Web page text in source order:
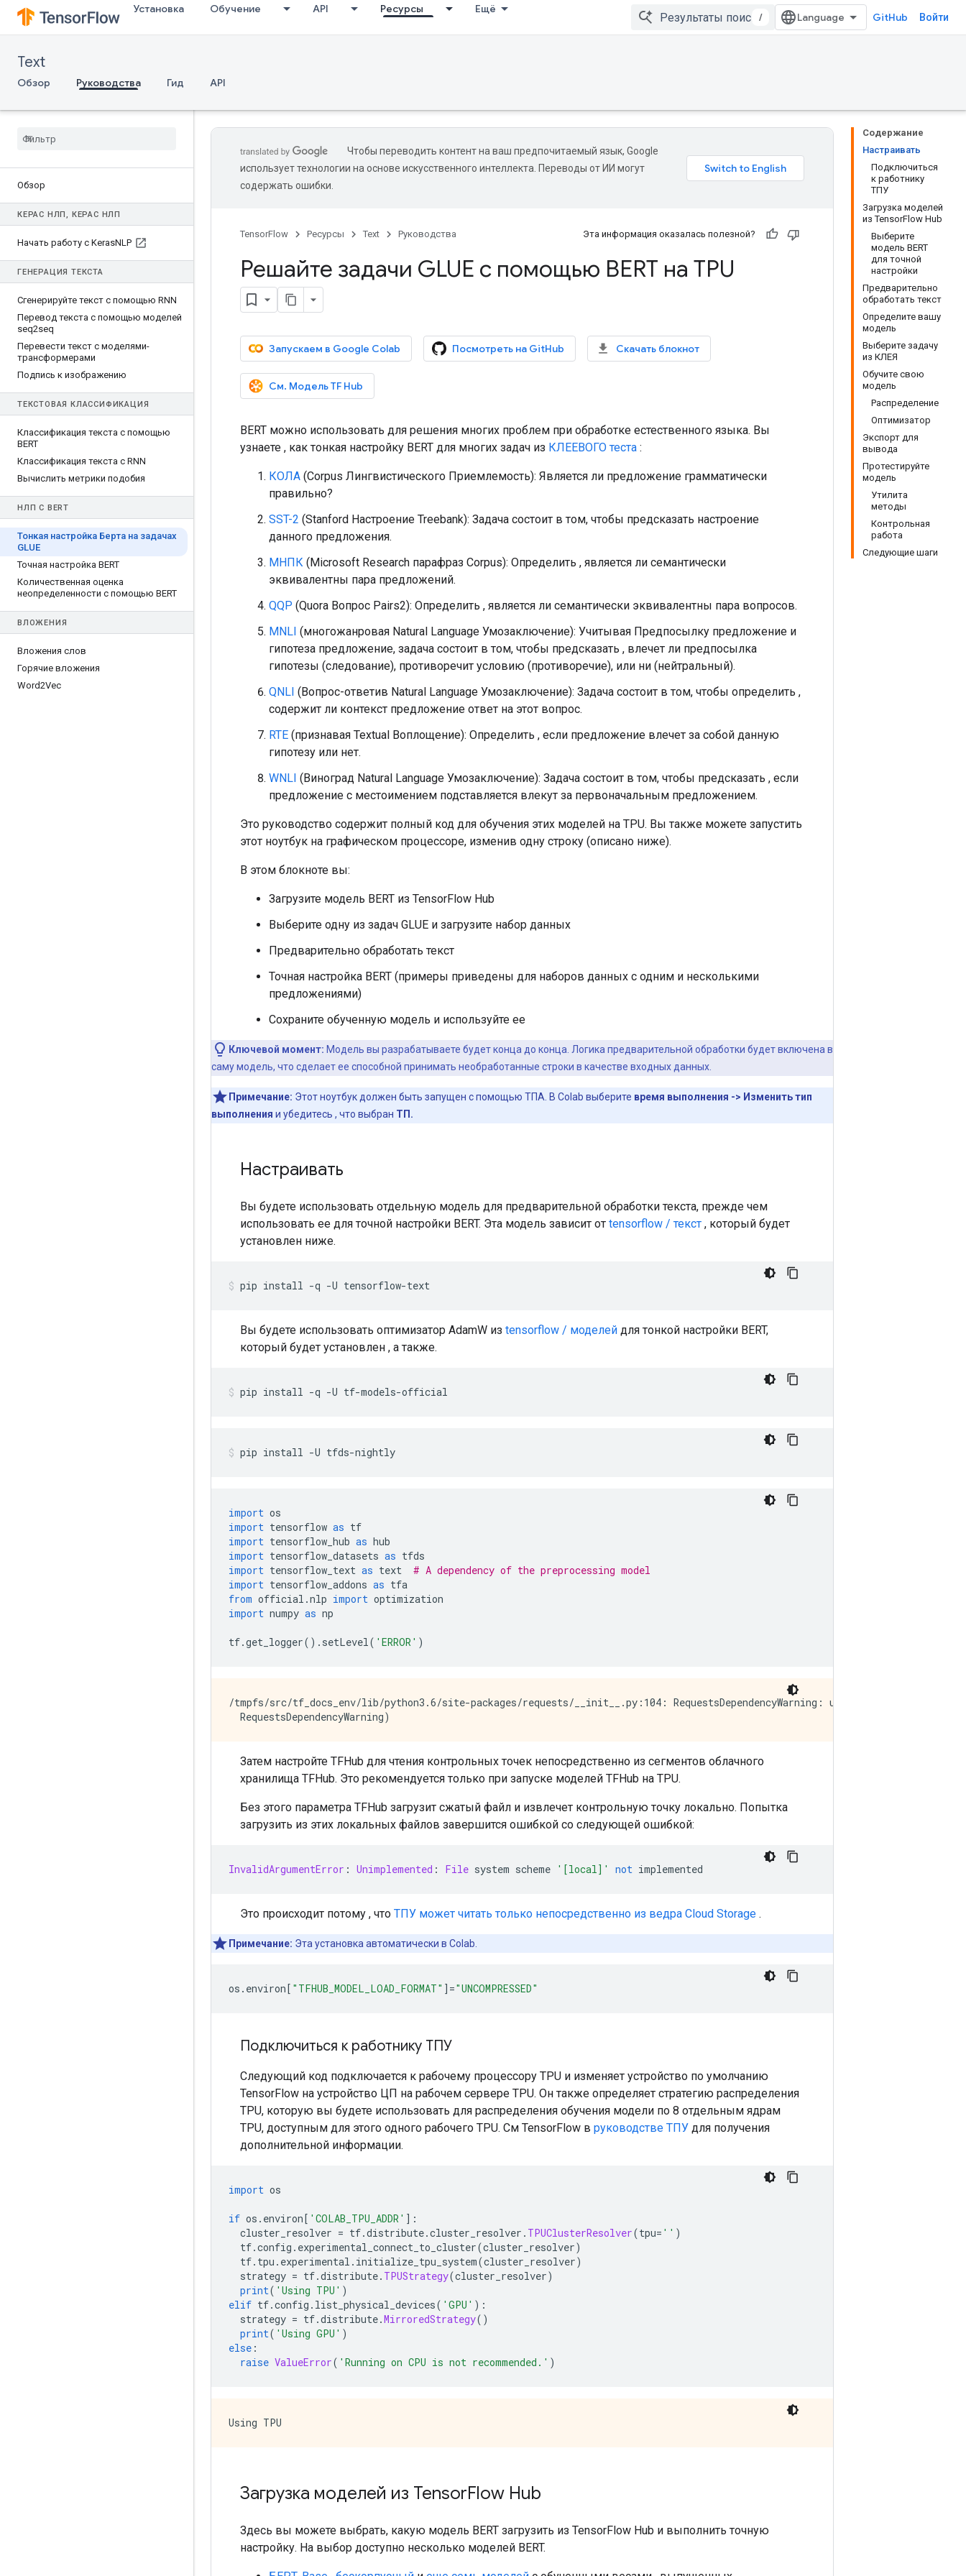
Установка Обучение API Ресурсы Ещё
/ GitHub Войти
Text
Обзор Руководства Гид API
Обзор
КЕРАС НЛП, КЕРАС НЛП
Начать работу с KerasNLP
ГЕНЕРАЦИЯ ТЕКСТА
Сгенерируйте текст с помощью RNN
Перевод текста с помощью моделей
seq2seq
Перевести текст с моделями-
трансформерами
Подпись к изображению
ТЕКСТОВАЯ КЛАССИФИКАЦИЯ
Классификация текста с помощью
BERT
Классификация текста с RNN
Вычислить метрики подобия
НЛП С BERT
Тонкая настройка Берта на задачах
GLUE
Точная настройка BERT
Количественная оценка
неопределенности с помощью BERT
ВЛОЖЕНИЯ
Вложения слов
Горячие вложения
Word2Vec
Содержание
Настраивать
Подключиться
к работнику
ТПУ
Загрузка моделей
из TensorFlow Hub
Выберите
модель BERT
для точной
настройки
Предварительно
обработать текст
Определите вашу
модель
Выберите задачу
из КЛЕЯ
Обучите свою
модель
Распределение
Оптимизатор
Экспорт для
вывода
Протестируйте
модель
Утилита
методы
Контрольная
работа
Следующие шаги
Чтобы переводить контент на ваш предпочитаемый язык, Google
использует технологии на основе искусственного интеллекта. Переводы от ИИ могут
содержать ошибки.
TensorFlow Ресурсы Text Руководства Эта информация оказалась полезной?
Решайте задачи GLUE с помощью BERT на TPU
Запускаем в Google Colab Посмотреть на GitHub Скачать блокнот
См. Модель TF Hub
BERT можно использовать для решения многих проблем при обработке естественного языка. Вы
узнаете , как тонкая настройку BERT для многих задач из КЛЕЕВОГО теста :
КОЛА (Corpus Лингвистического Приемлемость): Является ли предложение грамматически
правильно?
SST-2 (Stanford Настроение Treebank): Задача состоит в том, чтобы предсказать настроение
данного предложения.
МНПК (Microsoft Research парафраз Corpus): Определить , является ли семантически
эквивалентны пара предложений.
QQP (Quora Вопрос Pairs2): Определить , является ли семантически эквивалентны пара вопросов.
MNLI (многожанровая Natural Language Умозаключение): Учитывая Предпосылку предложение и
гипотеза предложение, задача состоит в том, чтобы предсказать , влечет ли предпосылка
гипотезы (следование), противоречит условию (противоречие), или ни (нейтральный).
QNLI (Вопрос-ответив Natural Language Умозаключение): Задача состоит в том, чтобы определить ,
содержит ли контекст предложение ответ на этот вопрос.
RTE (признавая Textual Воплощение): Определить , если предложение влечет за собой данную
гипотезу или нет.
WNLI (Виноград Natural Language Умозаключение): Задача состоит в том, чтобы предсказать , если
предложение с местоимением подставляется влекут за первоначальным предложением.
Это руководство содержит полный код для обучения этих моделей на TPU. Вы также можете запустить
этот ноутбук на графическом процессоре, изменив одну строку (описано ниже).
В этом блокноте вы:
Загрузите модель BERT из TensorFlow Hub
Выберите одну из задач GLUE и загрузите набор данных
Предварительно обработать текст
Точная настройка BERT (примеры приведены для наборов данных с одним и несколькими
предложениями)
Сохраните обученную модель и используйте ее
Ключевой момент: Модель вы разрабатываете будет конца до конца. Логика предварительной обработки будет включена в
саму модель, что сделает ее способной принимать необработанные строки в качестве входных данных.
Примечание: Этот ноутбук должен быть запущен спомощью ТПА. В Colab выберите время выполнения -> Изменить тип
выполнения и убедитесь , что выбран ТП.
Настраивать
Вы будете использовать отдельную модель для предварительной обработки текста, прежде чем
использовать ее для точной настройки BERT. Эта модель зависит от tensorflow / текст , который будет
установлен ниже.
pip install -q -U tensorflow-text
Вы будете использовать оптимизатор AdamW из tensorflow / моделей для тонкой настройки BERT,
который будет установлен , а также.
pip install -q -U tf-models-official
pip install -U tfds-nightly
import os
import tensorflow as tf
import tensorflow_hub as hub
import tensorflow_datasets as tfds
import tensorflow_text as text # A dependency of the preprocessing model
import tensorflow_addons as tfa
from official .nlp import optimization
import numpy as np
tf.get_logger(). setLevel( 'ERROR' )
/tmpfs/src/tf_docs_env/lib/python3.6/site-packages/requests/__init__.py:104: RequestsDependencyWarning: urllib3 (1.26.7) or
Затем настройте TFHub для чтения контрольных точек непосредственно из сегментов облачного
хранилища TFHub. Это рекомендуется только при запуске моделей TFHub на TPU.
Без этого параметра TFHub загрузит сжатый файл и извлечет контрольную точку локально. Попытка
загрузить из этих локальных файлов завершится ошибкой со следующей ошибкой:
InvalidArgumentError : Unimplemented : File system scheme '[local]' not implemented
Это происходит потому , что ТПУ может читать только непосредственно из ведра Cloud Storage .
Примечание: Эта установка автоматически в Colab.
os . environ[ "TFHUB_MODEL_LOAD_FORMAT" ]="UNCOMPRESSED"
Подключиться к работнику ТПУ
Следующий код подключается к рабочему процессору TPU и изменяет устройство по умолчанию
TensorFlow на устройство ЦП на рабочем сервере TPU. Он также определяет стратегию распределения
TPU, которую вы будете использовать для распределения обучения модели по 8 отдельным ядрам
TPU, доступным для этого одного рабочего TPU. См TensorFlow в руководстве ТПУ для получения
дополнительной информации.
import os
if os . environ[ 'COLAB_TPU_ADDR' ]:
cluster_resolver = tf.distribute.cluster_resolver . TPUClusterResolver(tpu= '' )
tf.config . experimental_connect_to_cluster(cluster_resolver)
tf. tpu . experimental . initialize_tpu_system(cluster_resolver)
strategy = tf.distribute. TPUStrategy(cluster_resolver)
print( 'Using TPU' )
elif tf.config . list_physical_devices( 'GPU' ):
strategy = tf.distribute.MirroredStrategy()
print( 'Using GPU' )
else :
raise ValueError( 'Running on CPU is not recommended.' )
Загрузка моделей из TensorFlow Hub
Здесь вы можете выбрать, какую модель BERT загрузить из TensorFlow Hub и выполнить точную
настройку. На выбор доступно несколько моделей BERT.